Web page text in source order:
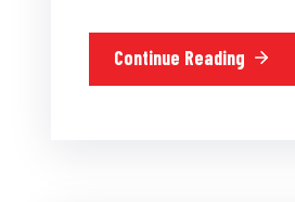
Continue Reading